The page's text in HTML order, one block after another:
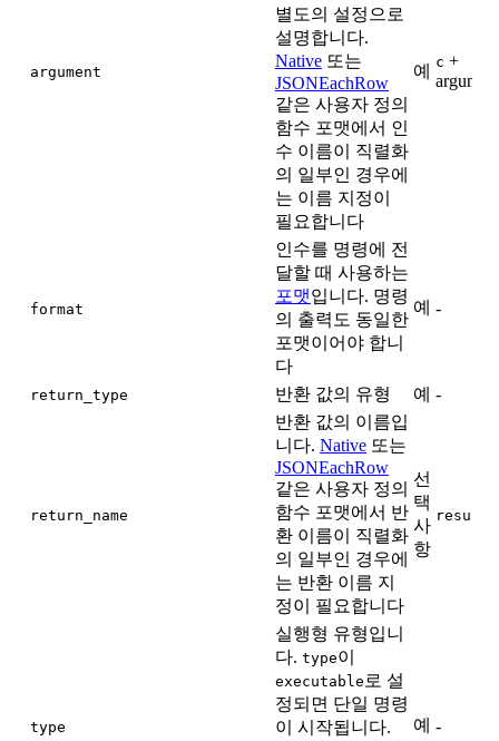
argument
별도의 설정으로
설명합니다.
Native 또는
JSONEachRow
같은 사용자 정의
함수 포맷에서 인
수 이름이 직렬화
의 일부인 경우에
는 이름 지정이
필요합니다
예 c +
format
인수를 명령에 전
달할 때 사용하는
포맷입니다. 명령
의 출력도 동일한
포맷이어야 합니
다
예 -
return_type 반환 값의 유형 예 -
return_name
반환 값의 이름입
니다. Native 또는
JSONEachRow
같은 사용자 정의
함수 포맷에서 반
환 이름이 직렬화
의 일부인 경우에
는 반환 이름 지
정이 필요합니다
선
택
사
항
result
type
실행형 유형입니
다. type이
executable 로 설
정되면 단일 명령
이 시작됩니다.
예 -